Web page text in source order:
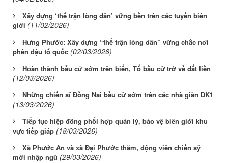
Xây dựng ‘thế trận lòng dân’ vững bền trên các tuyến biên
giới (11/02/2026)
Hưng Phước: Xây dựng “thế trận lòng dân” vững chắc nơi
phên dậu tổ quốc (02/03/2026)
Hoàn thành bầu cử sớm trên biển, Tổ bầu cử trở về đất liền
(12/03/2026)
Những chiến sĩ Đồng Nai bầu cử sớm trên các nhà giàn DK1
(13/03/2026)
Tiếp tục hiệp đồng phối hợp quản lý, bảo vệ biên giới khu
vực tiếp giáp (18/03/2026)
Xã Phước An và xã Đại Phước thăm, động viên chiến sỹ
mới nhập ngũ (29/03/2026)